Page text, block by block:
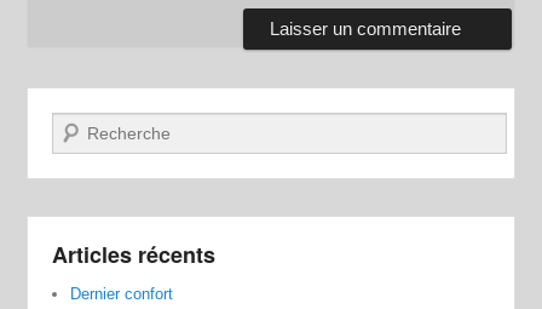
Recherche
Articles récents
Dernier confort